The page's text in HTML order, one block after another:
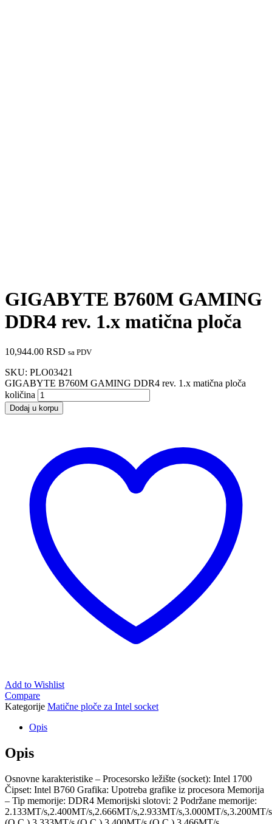
GIGABYTE B760M GAMING
DDR4 rev. 1.x matična ploča
10,944.00 RSD sa PDV
SKU: PLO03421
GIGABYTE B760M GAMING DDR4 rev. 1.x matična ploča
količina
Dodaj u korpu
Add to Wishlist
Compare
Kategorije Matične ploče za Intel socket
Opis
Opis
Osnovne karakteristike – Procesorsko ležište (socket): Intel 1700
Čipset: Intel B760 Grafika: Upotreba grafike iz procesora Memorija
– Tip memorije: DDR4 Memorijski slotovi: 2 Podržane memorije:
2.133MT/s,2.400MT/s,2.666MT/s,2.933MT/s,3.000MT/s,3.200MT/